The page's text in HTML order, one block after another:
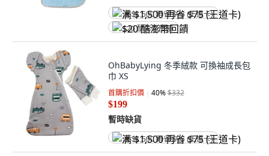
满 $1,500 再省 $75 (王道卡)
$20 酷澎幣回饋
OhBabyLying 冬季絨款 可換袖成長包
巾 XS
首購折扣價 40%$332
$199
暫時缺貨
满 $1,500 再省 $75 (王道卡)